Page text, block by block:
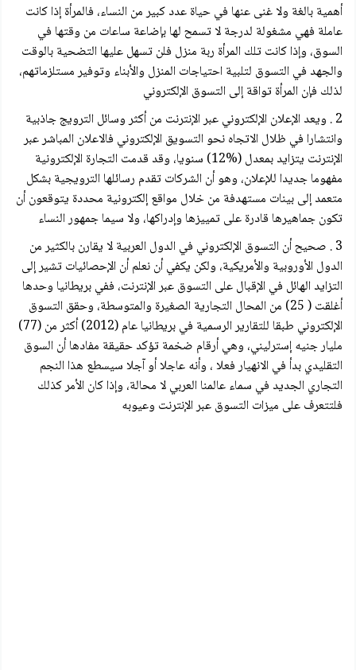
أهمية بالغة ولا غنى عنها في حياة عدد كبير من النساء، فالمرأة إذا كانت
عاملة فهي مشغولة لدرجة لا تسمح لها بإضاعة ساعات من وقتها في
السوق، وإذا كانت تلك المرأة ربة منزل فلن تسهل عليها التضحية بالوقت
والجهد في التسوق لتلبية احتياجات المنزل والأبناء وتوفير مستلزماتهم،
لذلك فإن المرأة تواقة إلى التسوق الإلكتروني
2 . ويعد الإعلان الإلكتروني عبر الإنترنت من أكثر وسائل الترويج جاذبية
وانتشارا في ظلال الاتجاه نحو التسويق الإلكتروني فالاعلان المباشر عبر
الإنترنت يتزايد بمعدل (%12) سنويا، وقد قدمت التجارة الإلكترونية
مفهوما جديدا للإعلان، وهو أن الشركات تقدم رسائلها الترويجية بشكل
متعمد إلى بينات مستهدفة من خلال مواقع إلكترونية محددة يتوقعون أن
تكون جماهيرها قادرة على تمييزها وإدراكها، ولا سيما جمهور النساء
3 . صحيح أن التسوق الإلكتروني في الدول العربية لا يقارن بالكثير من
الدول الأوروبية والأمريكية، ولكن يكفي أن نعلم أن الإحصائيات تشير إلى
التزايد الهائل في الإقبال على التسوق عبر الإنترنت، ففي بريطانيا وحدها
أغلقت ( 25) من المحال التجارية الصغيرة والمتوسطة، وحقق التسوق
الإلكتروني طبقا للتقارير الرسمية في بريطانيا عام (2012) أكثر من (77)
مليار جنيه إسترليني، وهي أرقام ضخمة تؤكد حقيقة مفادها أن السوق
التقليدي بدأ في الانهيار فعلا ، وأنه عاجلا أو آجلا سيسطع هذا النجم
التجاري الجديد في سماء عالمنا العربي لا محالة، وإذا كان الأمر كذلك
فلتتعرف على ميزات التسوق عبر الإنترنت وعيوبه